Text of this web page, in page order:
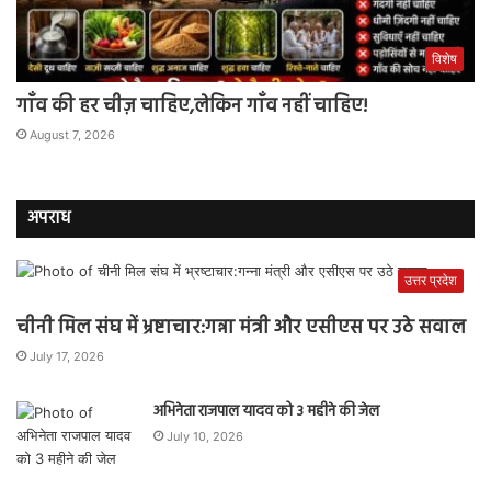
विशेष
गाँव की हर चीज़ चाहिए,लेकिन गाँव नहीं चाहिए!
August 7, 2026
अपराध
उत्तर प्रदेश
चीनी मिल संघ में भ्रष्टाचार:गन्ना मंत्री और एसीएस पर उठे सवाल
July 17, 2026
अभिनेता राजपाल यादव को 3 महीने की जेल
July 10, 2026